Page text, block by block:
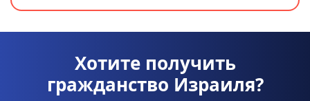
Хотите получить
гражданство Израиля?